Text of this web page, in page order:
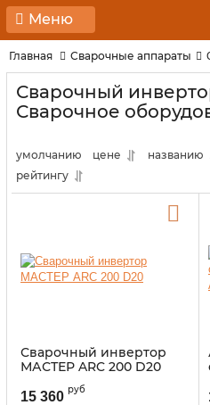
Меню
Главная Сварочные аппараты
Сварочный
Сварочное
умолчанию цене
названию
рейтингу
Сварочный инвертор
МАСТЕР ARC 200 D20
15 360 руб